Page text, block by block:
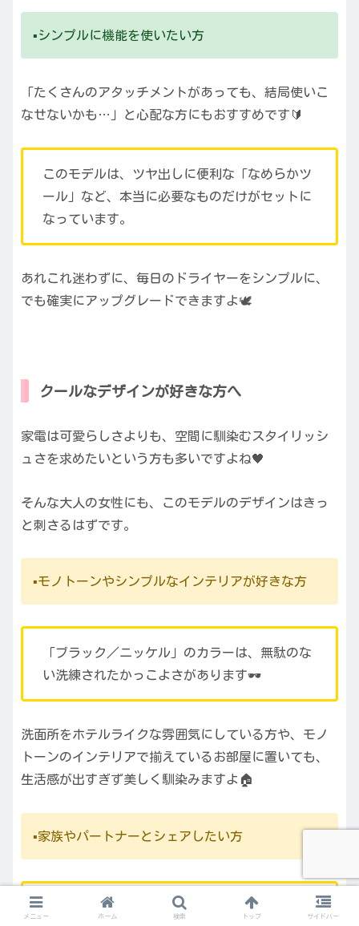
▪️シンプルに機能を使いたい方
「たくさんのアタッチメントがあっても、結局使いこ
なせないかも…」と心配な方にもおすすめです🔰
このモデルは、ツヤ出しに便利な「なめらかツ
ール」など、本当に必要なものだけがセットに
なっています。
あれこれ迷わずに、毎日のドライヤーをシンプルに、
でも確実にアップグレードできますよ🕊️
クールなデザインが好きな方へ
家電は可愛らしさよりも、空間に馴染むスタイリッシ
ュさを求めたいという方も多いですよね🖤
そんな大人の女性にも、このモデルのデザインはきっ
と刺さるはずです。
▪️モノトーンやシンプルなインテリアが好きな方
「ブラック／ニッケル」のカラーは、無駄のな
い洗練されたかっこよさがあります🕶️
洗面所をホテルライクな雰囲気にしている方や、モノ
トーンのインテリアで揃えているお部屋に置いても、
生活感が出すぎず美しく馴染みますよ🏠
▪️家族やパートナーとシェアしたい方
甘すぎないユニセックスなデザインなので、旦
メニュー ホーム 検索 トップ サイドバー